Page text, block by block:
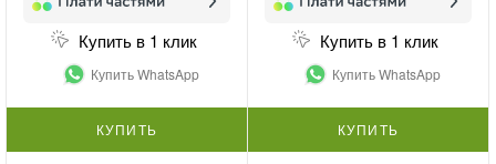
Купить в 1 клик
Купить WhatsApp
КУПИТЬ
Купить в 1 клик
Купить WhatsApp
КУПИТЬ